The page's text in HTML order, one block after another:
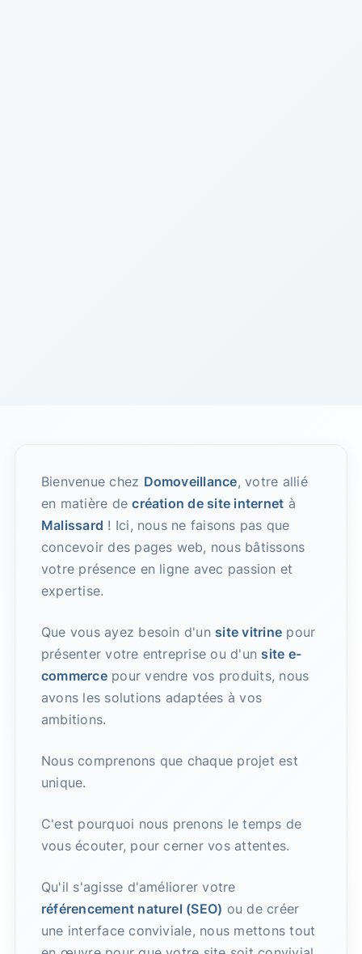
Bienvenue chez Domoveillance, votre allié
en matière decréation de site internet à
Malissard ! Ici, nous ne faisons pas que
concevoir des pages web, nous bâtissons
votre présence en ligne avec passion et
expertise.
Que vous ayez besoin d'un site vitrine pour
présenter votre entreprise ou d'un site e-
commercepour vendre vos produits, nous
avons les solutions adaptées à vos
ambitions.
Nous comprenons que chaque projet est
unique.
C'est pourquoi nous prenons le temps de
vous écouter, pour cerner vos attentes.
Qu'il s'agisse d'améliorer votre
référencement naturel (SEO) ou de créer
une interface conviviale, nous mettons tout